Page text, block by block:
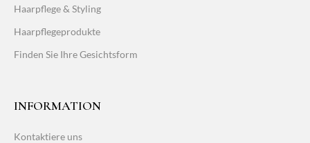
Haarpflege & Styling
Haarpflegeprodukte
Finden Sie Ihre Gesichtsform
INFORMATION
Kontaktiere uns